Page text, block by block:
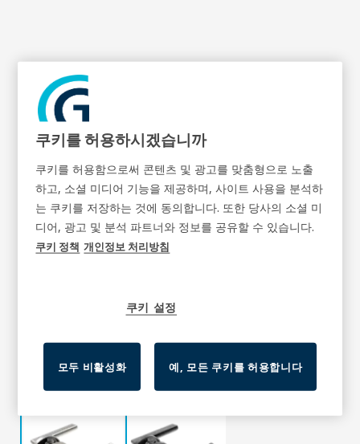
GD-2966L
쿠키를 허용하시겠습니까
쿠키를 허용함으로써 콘텐츠 및 광고를 맞춤형으로 노출
하고, 소셜 미디어 기능을 제공하며, 사이트 사용을 분석하
는 쿠키를 저장하는 것에 동의합니다. 또한 당사의 소셜 미
디어, 광고 및 분석 파트너와 정보를 공유할 수 있습니다.
쿠키 정책 개인정보 처리방침
쿠키 설정
모두 비활성화 예, 모든 쿠키를 허용합니다